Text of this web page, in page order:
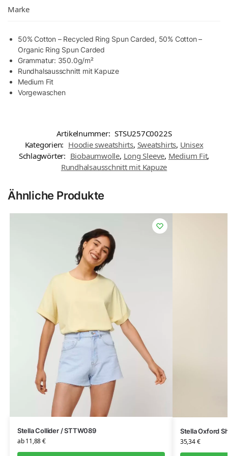
Marke
50% Cotton – Recycled Ring Spun Carded, 50% Cotton –
Organic Ring Spun Carded
Grammatur: 350.0g/m²
Rundhalsausschnitt mit Kapuze
Medium Fit
Vorgewaschen
Artikelnummer: STSU257C0022S
Kategorien: Hoodie sweatshirts, Sweatshirts, Unisex
Schlagwörter: Biobaumwolle, Long Sleeve, Medium Fit,
Rundhalsausschnitt mit Kapuze
Ähnliche Produkte
Stella Collider / STTW089
ab11,88€
Stella Oxford
35,34€